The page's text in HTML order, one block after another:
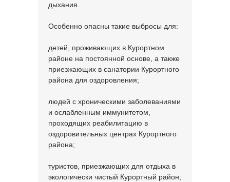
дыхания.
Особенно опасны такие выбросы для:
детей, проживающих в Курортном
районе на постоянной основе, а также
приезжающих в санатории Курортного
района для оздоровления;
людей с хроническими заболеваниями
и ослабленным иммунитетом,
проходящих реабилитацию в
оздоровительных центрах Курортного
района;
туристов, приезжающих для отдыха в
экологически чистый Курортный район;